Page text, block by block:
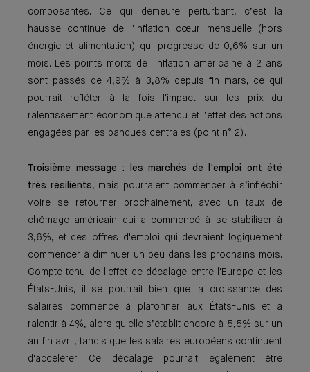
composantes. Ce qui demeure perturbant, c’est la
hausse continue de l’inflation cœur mensuelle (hors
énergie et alimentation) qui progresse de 0,6% sur un
mois. Les points morts de l'inflation américaine à 2 ans
sont passés de 4,9% à 3,8% depuis fin mars, ce qui
pourrait refléter à la fois l'impact sur les prix du
ralentissement économique attendu et l’effet des actions
engagées par les banques centrales (point n° 2).
Troisième message : les marchés de l'emploi ont été
très résilients, mais pourraient commencer à s’infléchir
voire se retourner prochainement, avec un taux de
chômage américain qui a commencé à se stabiliser à
3,6%, et des offres d'emploi qui devraient logiquement
commencer à diminuer un peu dans les prochains mois.
Compte tenu de l'effet de décalage entre l'Europe et les
États-Unis, il se pourrait bien que la croissance des
salaires commence à plafonner aux États-Unis et à
ralentir à 4%, alors qu'elle s’établit encore à 5,5% sur un
an fin avril, tandis que les salaires européens continuent
d'accélérer. Ce décalage pourrait également être